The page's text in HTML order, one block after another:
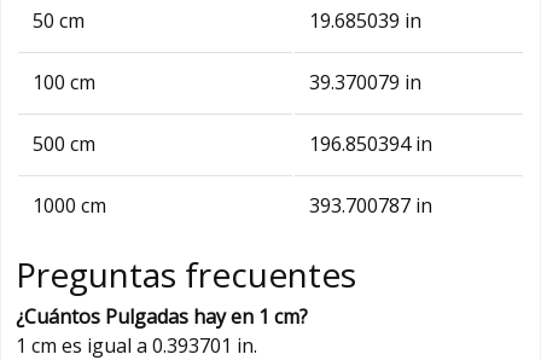
50 cm 19.685039 in
100 cm 39.370079 in
500 cm 196.850394 in
1000 cm 393.700787 in
Preguntas frecuentes
¿Cuántos Pulgadas hay en 1 cm?
1 cm es igual a 0.393701 in.